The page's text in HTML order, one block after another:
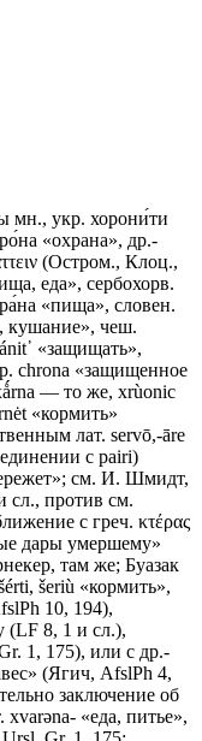
мн., укр. хорони́ти
«охрана», др.-
(Остром., Клоц.,
еда», сербохорв.
«пища», словен.
кушание», чеш.
«защищать»,
chrona «защищенное
— то же, хrùonic
«кормить»
лат. servō,-āre
с pairi)
см. И. Шмидт,
сл., против см.
с греч. κτέρας
дары умершему»
там же; Буазак
šeriù «кормить»,
10, 194),
(LF 8, 1 и сл.),
1, 175), или с др.-
(Ягич, AfslPh 4,
заключение об
«еда, питье»,